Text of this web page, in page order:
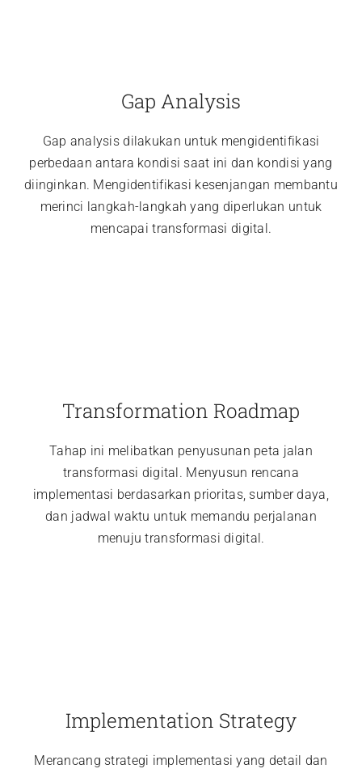
Gap Analysis
Gap analysis dilakukan untuk mengidentifikasi
perbedaan antara kondisi saat ini dan kondisi yang
diinginkan. Mengidentifikasi kesenjangan membantu
merinci langkah-langkah yang diperlukan untuk
mencapai transformasi digital.
Transformation Roadmap
Tahap ini melibatkan penyusunan peta jalan
transformasi digital. Menyusun rencana
implementasi berdasarkan prioritas, sumber daya,
dan jadwal waktu untuk memandu perjalanan
menuju transformasi digital.
Implementation Strategy
Merancang strategi implementasi yang detail dan